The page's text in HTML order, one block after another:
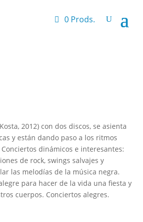
0 Prods.
2012) con dos discos, se asienta
y están dando paso a los ritmos
dinámicos e interesantes:
de rock, swings salvajes y
las melodías de la música negra.
para hacer de la vida una fiesta y
cuerpos. Conciertos alegres.